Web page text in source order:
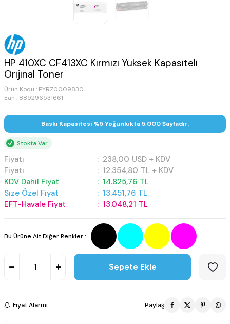
HP 410XC CF413XC Kırmızı Yüksek Kapasiteli
Orijinal Toner
Ürün Kodu : PYRZ0009830
Ean : 889296531661
Baskı Kapasitesi %5 Yoğunlukta 5,000 Sayfadır.
Stokta Var
Fiyatı : 238,00 USD + KDV
Fiyatı
: 12.354,80 TL + KDV
KDV Dahil Fiyat
: 14.825,76 TL
Size Özel Fiyat
: 13.451,76 TL
EFT-Havale Fiyat
: 13.048,21 TL
Bu Ürüne Ait Diğer Renkler :
Sepete Ekle
Fiyat Alarmı Paylaş